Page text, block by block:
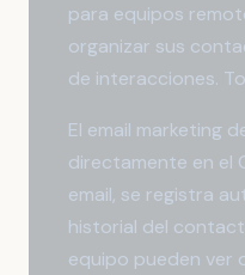
para equipos
organizar sus
de interacciones.
El email marketing
directamente en el
email, se registra
historial del
equipo pueden ver